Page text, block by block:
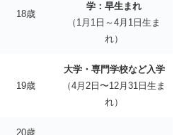
18歳
学：早生まれ
（1月1日～4月1日生ま
れ）
19歳
大学・専門学校など入学
（4月2日〜12月31日生ま
れ）
20歳